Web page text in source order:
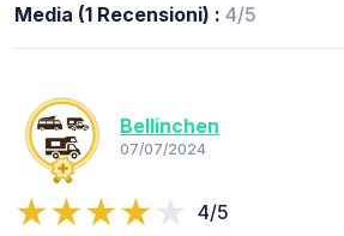
Media (1 Recensioni) : 4/5
Bellinchen
07/07/2024
4/5